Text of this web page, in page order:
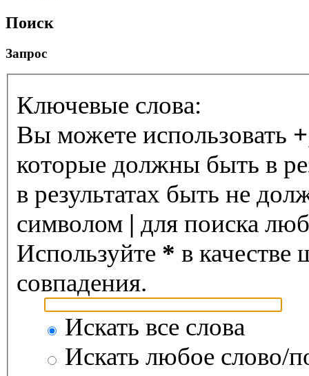
Поиск
Запрос
Ключевые слова:
Вы можете использовать +
которые должны быть в
в результатах быть не
символом | для поиска
Используйте * в качестве
совпадения.
Искать все слова
Искать любое слово/